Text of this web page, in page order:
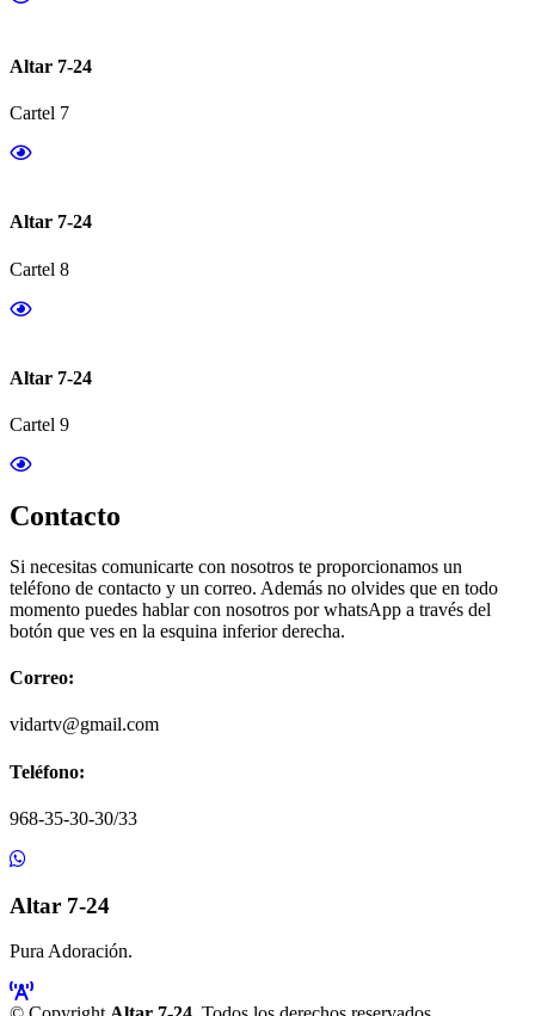
Altar 7-24
Cartel 7
Altar 7-24
Cartel 8
Altar 7-24
Cartel 9
Contacto
Si necesitas comunicarte con nosotros te proporcionamos un
teléfono de contacto y un correo. Además no olvides que en todo
momento puedes hablar con nosotros por whatsApp a través del
botón que ves en la esquina inferior derecha.
Correo:
vidartv@gmail.com
Teléfono:
968-35-30-30/33
Altar 7-24
Pura Adoración.